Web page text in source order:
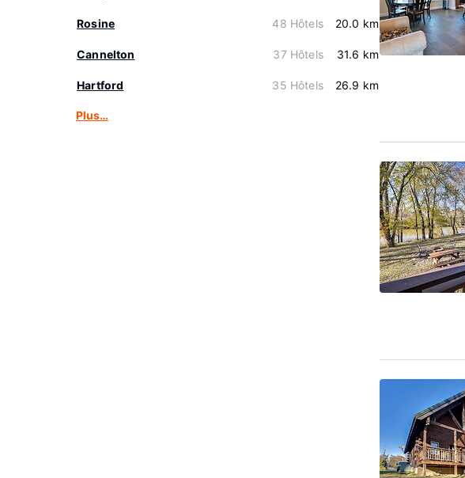
Rosine 48 Hôtels 20.0 km
Cannelton 37 Hôtels 31.6 km
Hartford 35 Hôtels 26.9 km
Plus…